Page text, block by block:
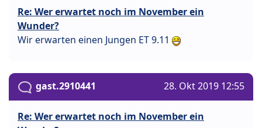
Re: Wer erwartet noch im November ein
Wunder?
Wir erwarten einen Jungen ET 9.11
gast.2910441 28. Okt 2019 12:55
Re: Wer erwartet noch im November ein